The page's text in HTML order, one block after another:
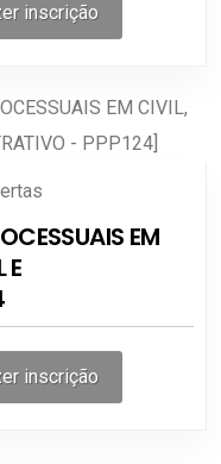
inscrição
EM
E
inscrição